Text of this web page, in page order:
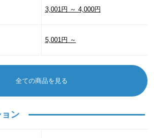
3,001円 ～ 4,000円
5,001円 ～
全ての商品を見る
ン